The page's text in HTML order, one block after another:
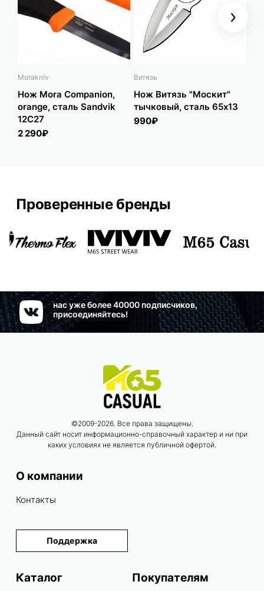
Morakniv
Нож Mora Companion,
orange, сталь Sandvik
12C27
2 290₽
Витязь
Нож Витязь "Москит"
тычковый, сталь 65х13
990₽
Next
Проверенные бренды
нас уже более 40000 подписчиков,
присоединяйтесь!
©2009-2026. Все права защищены.
Данный сайт носит информационно-справочный характер и ни при
каких условиях не является публичной офертой.
О компании
Контакты
Поддержка
Каталог Покупателям